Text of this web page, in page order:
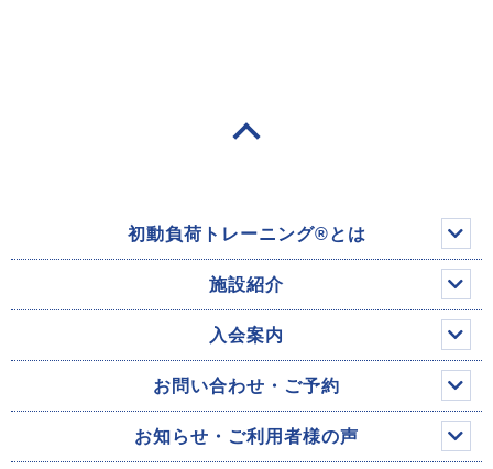
初動負荷トレーニング®とは
施設紹介
入会案内
お問い合わせ・ご予約
お知らせ・ご利用者様の声